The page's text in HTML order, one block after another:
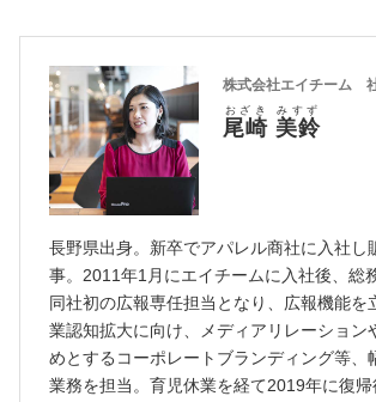
株式会社エイチーム
尾崎 美鈴
おざき みすず
長野県出身。新卒でアパレル商社に入社し
事。2011年1月にエイチームに入社後、総
同社初の広報専任担当となり、広報機能を
業認知拡大に向け、メディアリレーション
めとするコーポレートブランディング等、
業務を担当。育児休業を経て2019年に復帰